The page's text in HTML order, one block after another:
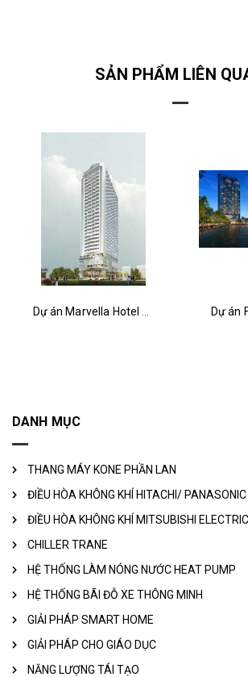
SẢN PHẨM LIÊN
Dự án
DANH MỤC
THANG MÁY KONE PHẦN LAN
ĐIỀU HÒA KHÔNG KHÍ HITACHI/ PANASONIC
ĐIỀU HÒA KHÔNG KHÍ MITSUBISHI ELECTRIC
CHILLER TRANE
HỆ THỐNG LÀM NÓNG NƯỚC HEAT PUMP
HỆ THỐNG BÃI ĐỖ XE THÔNG MINH
GIẢI PHÁP SMART HOME
GIẢI PHÁP CHO GIÁO DỤC
NĂNG LƯỢNG TÁI TẠO